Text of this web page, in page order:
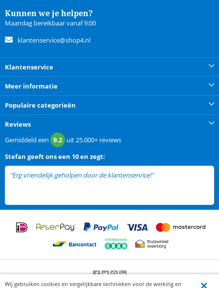
Kunnen we je helpen?
Maandag bereikbaar vanaf 9:00
klantenservice@shop4.nl
Klantenservice
Meer informatie
Populaire categorieën
Reviews
Gemiddeld een 9.2 uit25.000+ reviews
Stefan geeft ons een 10 en zegt:
"Erg vriendelijk geholpen door de klantenservice!"
Wij gebruiken cookies en vergelijkbare technieken voor de werking en